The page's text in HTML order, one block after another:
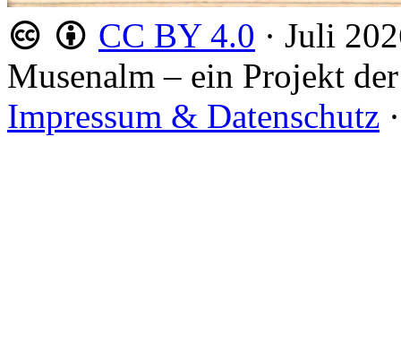
CC BY 4.0 · Juli
Musenalm – ein Projekt der
Impressum & Datenschutz ·